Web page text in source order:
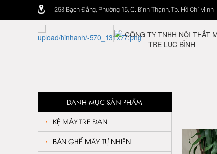
253 Bạch Đằng, Phường 15, Q. Bình Thạnh, Tp. Hồ Chí Minh
DANH MỤC SẢN PHẨM
KỆ MÂY TRE ĐAN
BÀN GHẾ MÂY TỰ NHIÊN